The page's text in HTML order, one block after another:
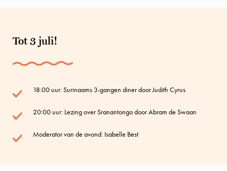
Tot 3 juli!
18:00 uur: Surinaams 3-gangen diner door Judith Cyrus
20:00 uur: Lezing over Sranantongo door Abram de Swaan
Moderator van de avond: Isabelle Best